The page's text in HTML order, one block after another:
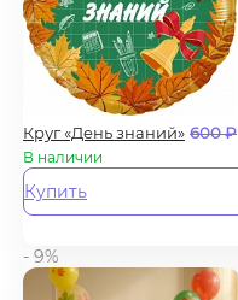
Круг «День знаний» 600₽
В наличии
Купить
- 9%